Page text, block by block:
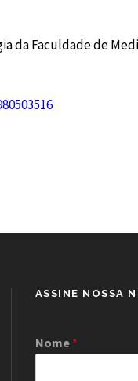
da Faculdade de
ASSINE NOSSA
Nome *